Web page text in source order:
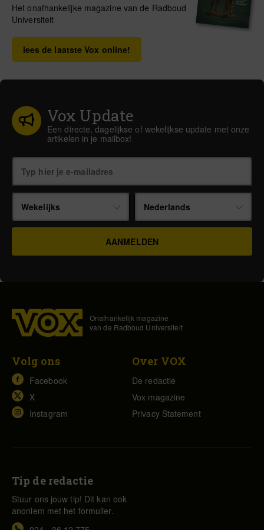
Het onafhankelijke magazine van de Radboud
Universiteit
lees de laatste Vox online!
Vox Update
Een directe, dagelijkse of wekelijkse update met onze
artikelen in je mailbox!
Wekelijks Nederlands
Onafhankelijk magazine
van de Radboud Universiteit
Volg ons
Facebook
X
Instagram
Over VOX
De redactie
Vox magazine
Privacy Statement
Tip de redactie
Stuur ons jouw tip! Dit kan ook
anoniem met het formulier.